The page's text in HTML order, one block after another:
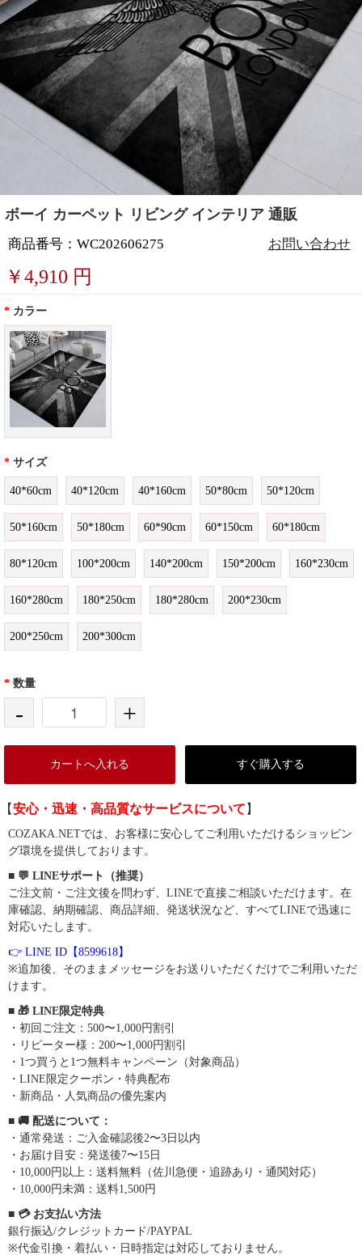
ボーイ カーペット リビング インテリア 通販
商品番号：WC202606275 お問い合わせ
￥4,910 円
* カラー
* サイズ
40*60cm 40*120cm 40*160cm 50*80cm 50*120cm
50*160cm 50*180cm 60*90cm 60*150cm 60*180cm
80*120cm 100*200cm 140*200cm 150*200cm 160*230cm
160*280cm 180*250cm 180*280cm 200*230cm
200*250cm 200*300cm
* 数量
- +
カートへ入れる すぐ購入する
【安心・迅速・高品質なサービスについて 】
COZAKA.NETでは、お客様に安心してご利用いただけるショッピン
グ環境を提供しております。
■ 💬 LINEサポート（推奨）
ご注文前・ご注文後を問わず、LINEで直接ご相談いただけます。在
庫確認、納期確認、商品詳細、発送状況など、すべてLINEで迅速に
対応いたします。
👉 LINE ID【8599618】
※追加後、そのままメッセージをお送りいただくだけでご利用いただ
けます。
■ 🎁 LINE限定特典
・初回ご注文：500〜1,000円割引
・リピーター様：200〜1,000円割引
・1つ買うと1つ無料キャンペーン（対象商品）
・LINE限定クーポン・特典配布
・新商品・人気商品の優先案内
■ 🚚 配送について：
・通常発送：ご入金確認後2〜3日以内
・お届け目安：発送後7〜15日
・10,000円以上：送料無料（佐川急便・追跡あり・通関対応）
・10,000円未満：送料1,500円
■ 💳 お支払い方法
銀行振込/クレジットカード/PAYPAL
※代金引換・着払い・日時指定は対応しておりません。